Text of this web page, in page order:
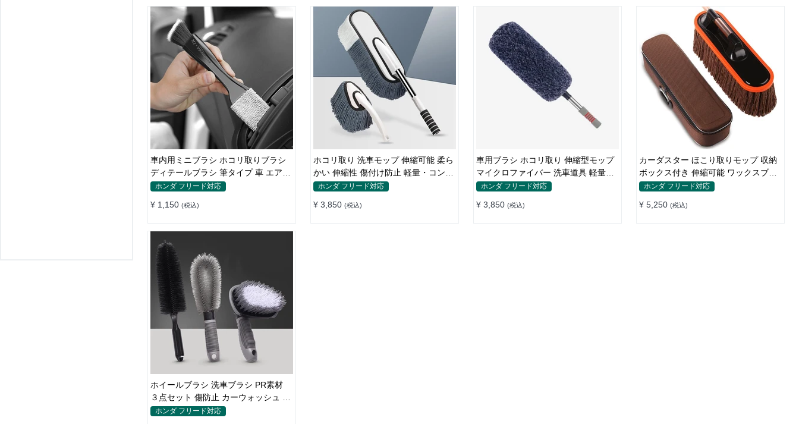
車内用ミニブラシ ホコリ取りブラシ
ディテールブラシ 筆タイプ 車 エアコ
ン吹き出し口
ホンダ フリード対応
¥ 1,150 (税込)
ホコリ取り 洗車モップ 伸縮可能 柔ら
かい 伸縮性 傷付け防止 軽量・コンパ
クト
ホンダ フリード対応
¥ 3,850 (税込)
車用ブラシ ホコリ取り 伸縮型モップ
マイクロファイバー 洗車道具 軽量・
コンパクト
ホンダ フリード対応
¥ 3,850 (税込)
カーダスター ほこり取りモップ 収納
ボックス付き 伸縮可能 ワックスブラ
シ 洗車ブラシ
ホンダ フリード対応
¥ 5,250 (税込)
ホイールブラシ 洗車ブラシ PR素材
３点セット 傷防止 カーウォッシュ プ
ロ仕様
ホンダ フリード対応